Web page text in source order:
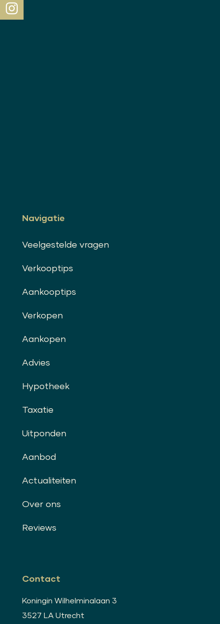
Navigatie
Veelgestelde vragen
Verkooptips
Aankooptips
Verkopen
Aankopen
Advies
Hypotheek
Taxatie
Uitponden
Aanbod
Actualiteiten
Over ons
Reviews
Contact
Koningin Wilhelminalaan 3
3527 LA Utrecht